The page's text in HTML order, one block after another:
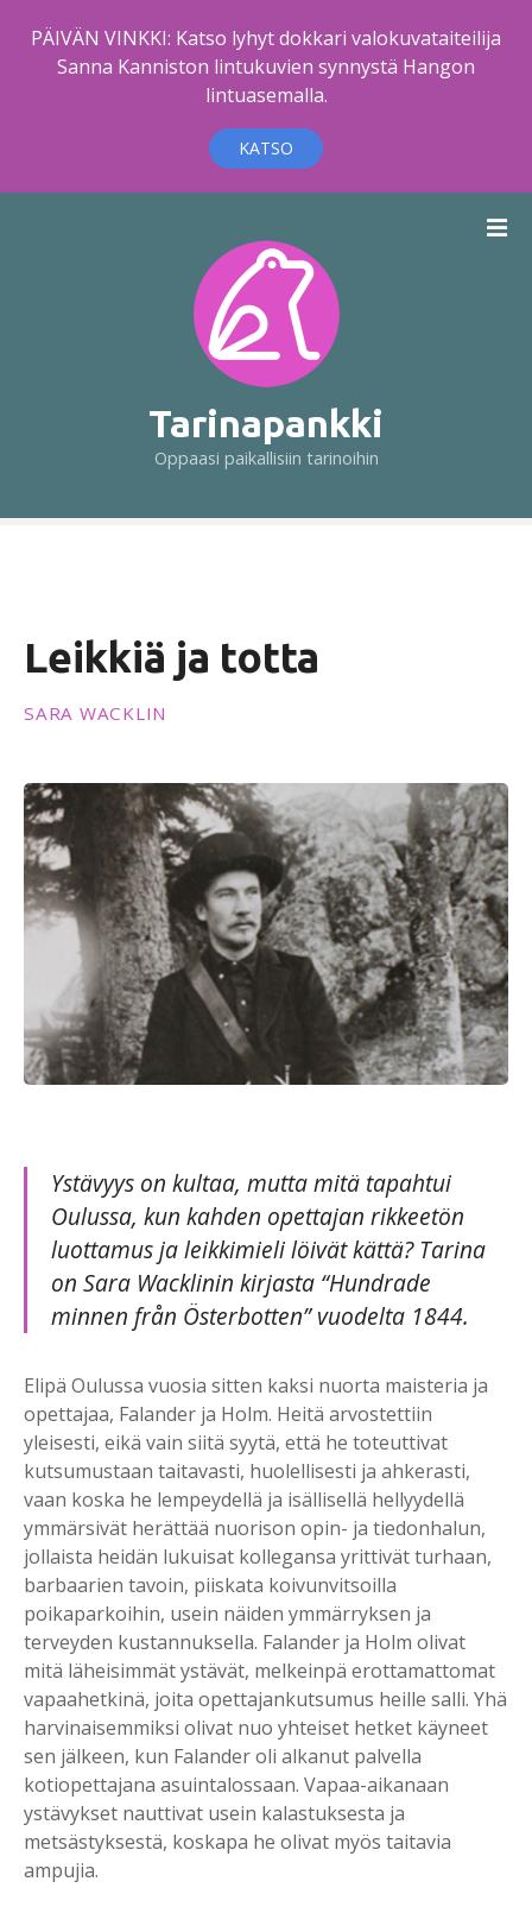
PÄIVÄN VINKKI: Katso lyhyt dokkari valokuvataiteilija
Sanna Kanniston lintukuvien synnystä Hangon
lintuasemalla.
KATSO
t
Tarinapankki
Oppaasi paikallisiin tarinoihin
Leikkiä ja totta
SARA WACKLIN
Ystävyys on kultaa, mutta mitä tapahtui
Oulussa, kun kahden opettajan rikkeetön
luottamus ja leikkimieli löivät kättä? Tarina
on Sara Wacklinin kirjasta “Hundrade
minnen från Österbotten” vuodelta 1844.
Elipä Oulussa vuosia sitten kaksi nuorta maisteria ja
opettajaa, Falander ja Holm. Heitä arvostettiin
yleisesti, eikä vain siitä syytä, että he toteuttivat
kutsumustaan taitavasti, huolellisesti ja ahkerasti,
vaan koska he lempeydellä ja isällisellä hellyydellä
ymmärsivät herättää nuorison opin- ja tiedonhalun,
jollaista heidän lukuisat kollegansa yrittivät turhaan,
barbaarien tavoin, piiskata koivunvitsoilla
poikaparkoihin, usein näiden ymmärryksen ja
terveyden kustannuksella. Falander ja Holm olivat
mitä läheisimmät ystävät, melkeinpä erottamattomat
vapaahetkinä, joita opettajankutsumus heille salli. Yhä
harvinaisemmiksi olivat nuo yhteiset hetket käyneet
sen jälkeen, kun Falander oli alkanut palvella
kotiopettajana asuintalossaan. Vapaa-aikanaan
ystävykset nauttivat usein kalastuksesta ja
metsästyksestä, koskapa he olivat myös taitavia
ampujia.